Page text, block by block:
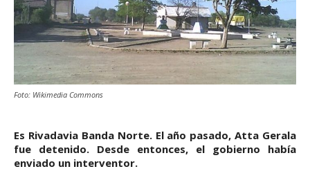
Foto: Wikimedia Commons
Es Rivadavia Banda Norte. El año pasado, Atta Gerala
fue detenido. Desde entonces, el gobierno había
enviado un interventor.